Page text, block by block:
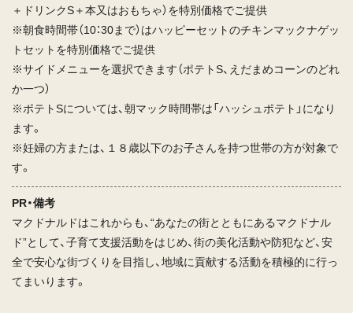
＋ドリンクS＋本又はおもちゃ）を特別価格でご提供
※朝食時間帯（10：30まで）はハッピーセットのチキンマックナゲッ
トセットを特別価格でご提供
※サイドメニューを選択できます（ポテトS、えだまめコーンのどれ
か一つ）
※ポテトSについては、朝マック時間帯は「ハッシュポテト」になり
ます。
※妊婦の方または、１８歳以下のお子さんを持つ世帯の方が対象で
す。
PR・備考
マクドナルドはこれからも、“あなたの街とともにあるマクドナル
ド”として、子育て支援活動をはじめ、街の美化活動や防犯など、安
全で安心な街づくりを目指し、地域に貢献する活動を積極的に行っ
てまいります。